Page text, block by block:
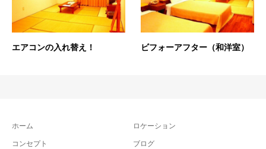
エアコンの入れ替え！ ビフォーアフター（和洋室）
ホーム
コンセプト
ロケーション
ブログ